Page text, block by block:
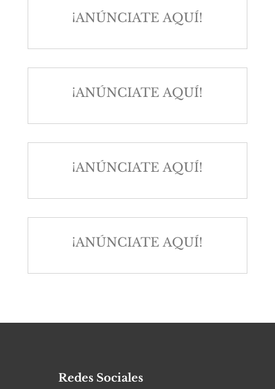
¡ANÚNCIATE AQUÍ!
¡ANÚNCIATE AQUÍ!
¡ANÚNCIATE AQUÍ!
¡ANÚNCIATE AQUÍ!
Redes Sociales